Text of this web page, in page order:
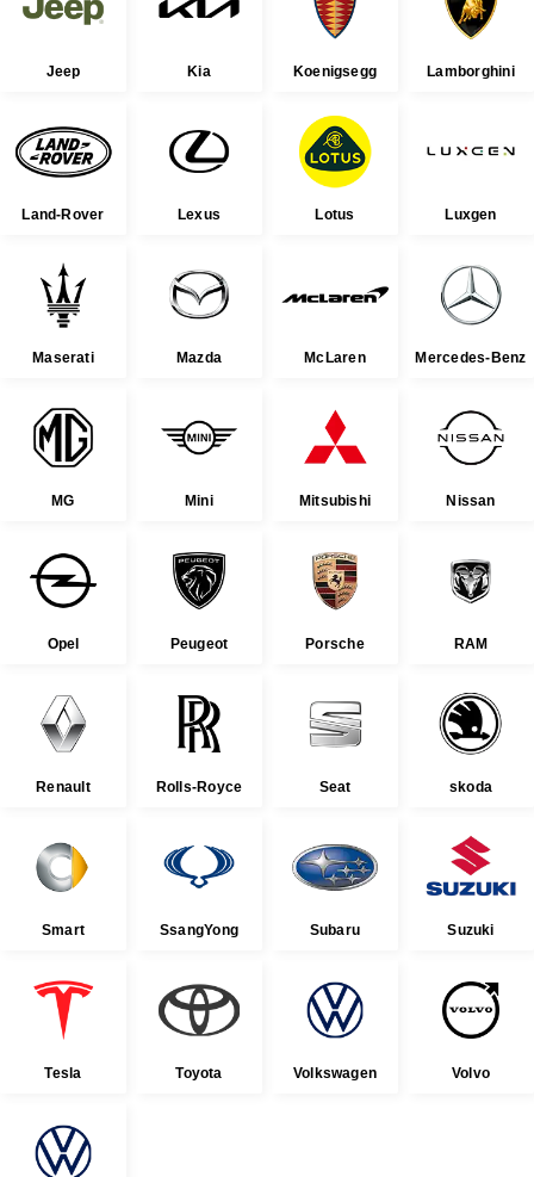
Jeep Kia Koenigsegg Lamborghini
Land-Rover Lexus Lotus Luxgen
Maserati Mazda McLaren Mercedes-Benz
MG Mini Mitsubishi Nissan
Opel Peugeot Porsche RAM
Renault Rolls-Royce Seat skoda
Smart SsangYong Subaru Suzuki
Tesla Toyota Volkswagen Volvo